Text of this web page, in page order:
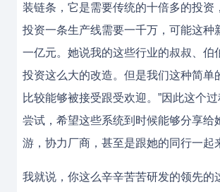
装链条，它是需要传统的十倍多的投资
投资一条生产线需要一千万，可能这种
一亿元。她说我的这些行业的叔叔、伯
投资这么大的改造。但是我们这种简单
比较能够被接受跟受欢迎。”因此这个
尝试，希望这些系统到时候能够分享给
游，协力厂商，甚至是跟她的同行一起
我就说，你这么辛辛苦苦研发的领先的